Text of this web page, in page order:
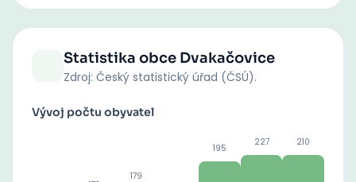
Statistika obce Dvakačovice
Zdroj: Český statistický úřad (ČSÚ).
Vývoj počtu obyvatel
179
195
227 210